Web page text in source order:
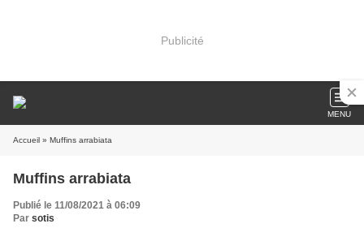
Publicité
MENU
Accueil » Muffins arrabiata
Muffins arrabiata
Publié le 11/08/2021 à 06:09
Par sotis